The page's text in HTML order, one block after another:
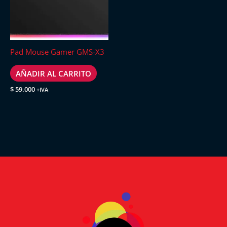
Pad Mouse Gamer GMS-X3
AÑADIR AL CARRITO
$59.000 +IVA